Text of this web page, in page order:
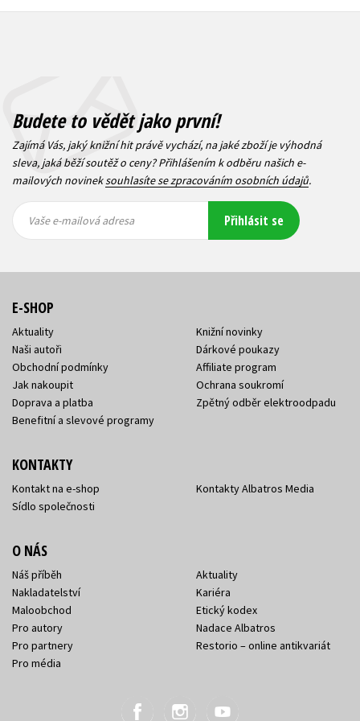
Budete to vědět jako první!
Zajímá Vás, jaký knižní hit právě vychází, na jaké zboží je výhodná
sleva, jaká běží soutěž o ceny? Přihlášením k odběru našich e-
mailových novineksouhlasíte se zpracováním osobních údajů.
mailová
mailová
Vaše e-mailová adresa Přihlásit se
E-SHOP
Aktuality
Naši autoři
Obchodní podmínky
Jak nakoupit
Doprava a platba
Benefitní a slevové programy
Knižní novinky
Dárkové poukazy
Affiliate program
Ochrana soukromí
Zpětný odběr elektroodpadu
KONTAKTY
Kontakt na e-shop
Sídlo společnosti
Kontakty Albatros Media
O NÁS
Náš příběh
Nakladatelství
Maloobchod
Pro autory
Pro partnery
Pro média
Aktuality
Kariéra
Etický kodex
Nadace Albatros
Restorio – online antikvariát